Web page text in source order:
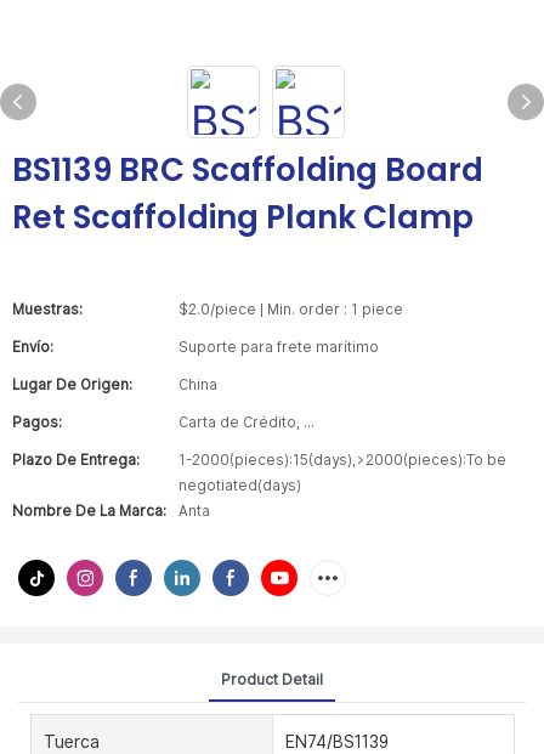
BS1139 BRC Scaffolding Board
Ret Scaffolding Plank Clamp
Muestras: $2.0/piece | Min. order : 1 piece
Envío: Suporte para frete marítimo
Lugar De Origen: China
Pagos: Carta de Crédito, ...
Plazo De Entrega:
1-2000(pieces):15(days),>2000(pieces):To be
negotiated(days)
Nombre De La Marca:
Anta
Product Detail
Tuerca EN74/BS1139